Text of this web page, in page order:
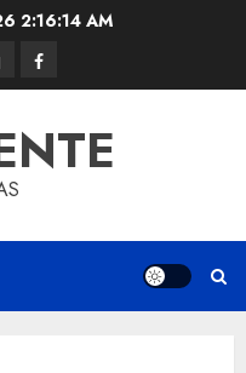
2:16:14 AM
Facebook